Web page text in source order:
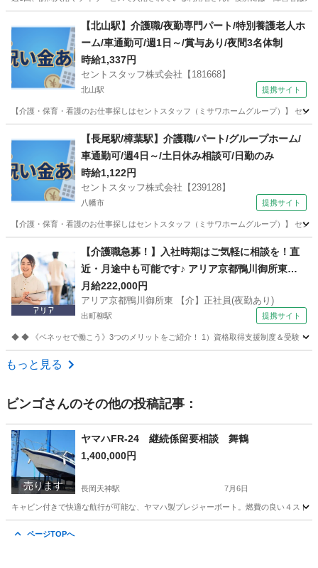
木津駅 ホームヘルパー 身体障害者
【北山駅】介護職/夜勤専門パート/特別養護老人ホ
ーム/車通勤可/週1日～/賞与あり/夜間3名体制
時給1,337円
セントスタッフ株式会社【181668】
北山駅 提携サイト
【介護・保育・看護のお仕事探しはセントスタッフ（ミサワホームグループ）】 セ
介護
【長尾駅/樟葉駅】介護職/パート/グループホーム/
車通勤可/週4日～/土日休み相談可/日勤のみ
時給1,122円
セントスタッフ株式会社【239128】
八幡市 提携サイト
【介護・保育・看護のお仕事探しはセントスタッフ（ミサワホームグループ）】 セ
介護
【介護職急募！】入社時期はご気軽に相談を！直
近・月途中も可能です♪ アリア京都鴨川御所東
【介】正社員(夜勤あり) 老人介護施設スタッフ
月給222,000円
アリア京都鴨川御所東 【介】正社員(夜勤あり)
出町柳駅 提携サイト
◆ ◆ 《ベネッセで働こう》3つのメリットをご紹介！ 1）資格取得支援制度＆受験・
京都 京都市
もっと見る
ビンゴさんのその他の投稿記事：
売ります
ヤマハFR-24 継続係留要相談 舞鶴
1,400,000円
長岡天神駅 7月6日
キャビン付きで快適な航行が可能な、ヤマハ製プレジャーボート。燃費の良い４スト
ページTOPへ